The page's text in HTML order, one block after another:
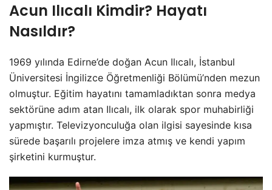
Acun Ilıcalı Kimdir? Hayatı
Nasıldır?
1969 yılında Edirne’de doğan Acun Ilıcalı, İstanbul
Üniversitesi İngilizce Öğretmenliği Bölümü’nden mezun
olmuştur. Eğitim hayatını tamamladıktan sonra medya
sektörüne adım atan Ilıcalı, ilk olarak spor muhabirliği
yapmıştır. Televizyonculuğa olan ilgisi sayesinde kısa
sürede başarılı projelere imza atmış ve kendi yapım
şirketini kurmuştur.